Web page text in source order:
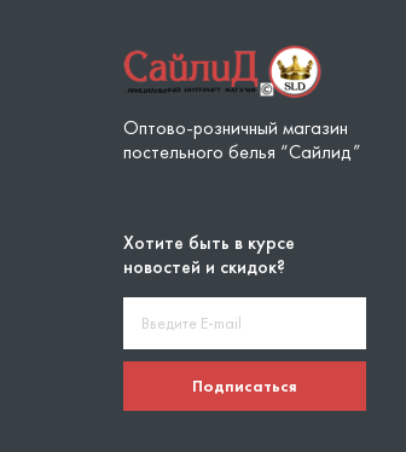
Оптово-розничный магазин
постельного белья “Сайлид”
Хотите быть в курсе
новостей и скидок?
Подписаться